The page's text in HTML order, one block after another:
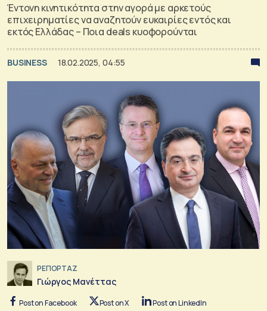
Έντονη κινητικότητα στην αγορά με αρκετούς
επιχειρηματίες να αναζητούν ευκαιρίες εντός και
εκτός Ελλάδας – Ποια deals κυοφορούνται
BUSINESS 18.02.2025, 04:55
ΡΕΠΟΡΤΑΖ
Γιώργος Μανέττας
Post on Facebook Post on X Post on LinkedIn